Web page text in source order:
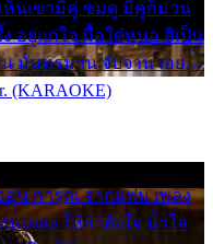
ห็นเขามีคู่ ซมดู มีคู่ก็ม่วน
อยู่แก่ใจ มื้อใด๋หนอ สิเป็น
น มันทรมาน จับจาน เอย…
(KARAOKE)
น การุณ จากแฟน เพลง
เพลง ให้กำลังใจ น้ำใจ